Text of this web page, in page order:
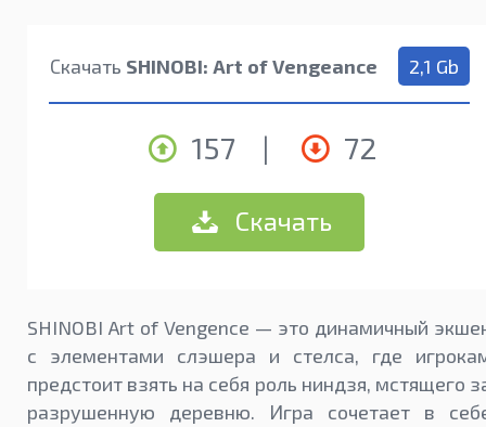
Скачать SHINOBI: Art of Vengeance 2,1 Gb
157 | 72
Скачать
SHINOBI Art of Vengence — это динамичный
с элементами слэшера и стелса, где
предстоит взять на себя роль ниндзя, мстящего
разрушенную деревню. Игра сочетает в